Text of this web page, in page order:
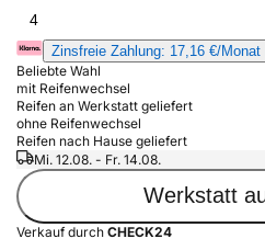
4
Zinsfreie Zahlung: 17,16 €/Monat
Beliebte Wahl
mit Reifenwechsel
Reifen an Werkstatt geliefert
ohne Reifenwechsel
Reifen nach Hause geliefert
Mi. 12.08. - Fr. 14.08.
Werkstatt
Verkauf durch CHECK24